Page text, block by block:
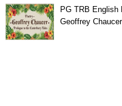
PG TRB English
Geoffrey